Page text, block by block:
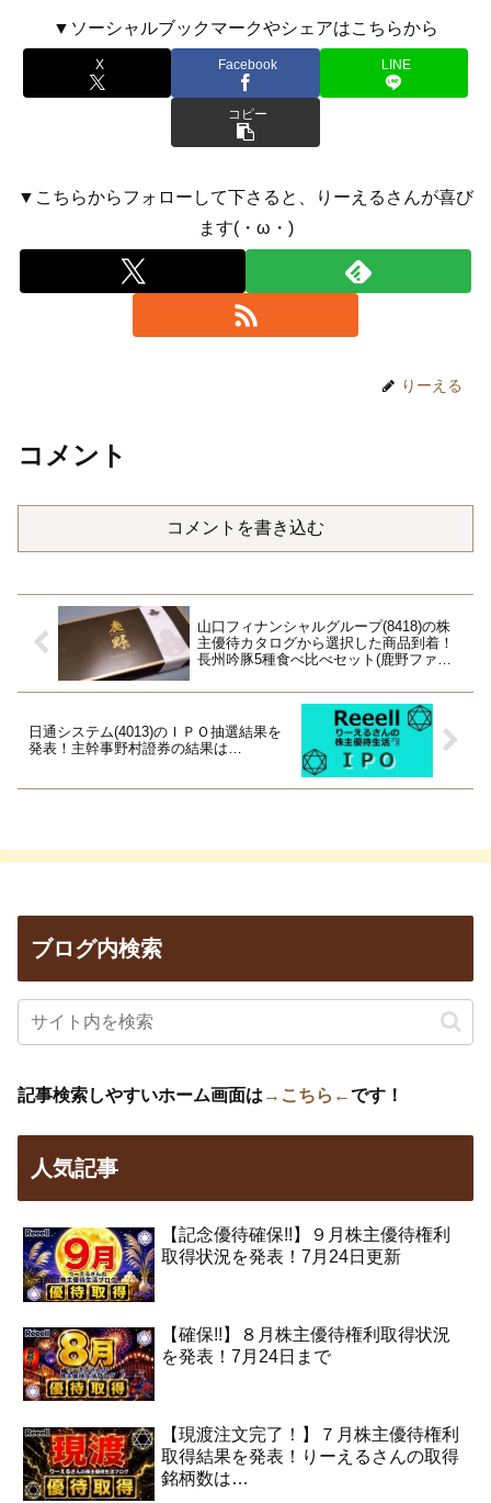
▼ソーシャルブックマークやシェアはこちらから
X Facebook LINE
コピー
▼こちらからフォローして下さると、りーえるさんが喜び
ます(・ω・)
りーえる
コメント
コメントを書き込む
山口フィナンシャルグループ(8418)の株
主優待カタログから選択した商品到着！
長州吟豚5種食べ比べセット(鹿野ファー
日通システム(4013)のＩＰＯ抽選結果を
発表！主幹事野村證券の結果は…
ブログ内検索
記事検索しやすいホーム画面は →こちら←です！
人気記事
【記念優待確保!!】９月株主優待権利
取得状況を発表！7月24日更新
【確保!!】８月株主優待権利取得状況
を発表！7月24日まで
【現渡注文完了！】７月株主優待権利
取得結果を発表！りーえるさんの取得
銘柄数は…